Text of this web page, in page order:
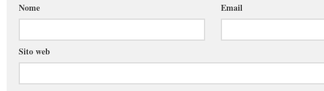
Nome Email
Sito web